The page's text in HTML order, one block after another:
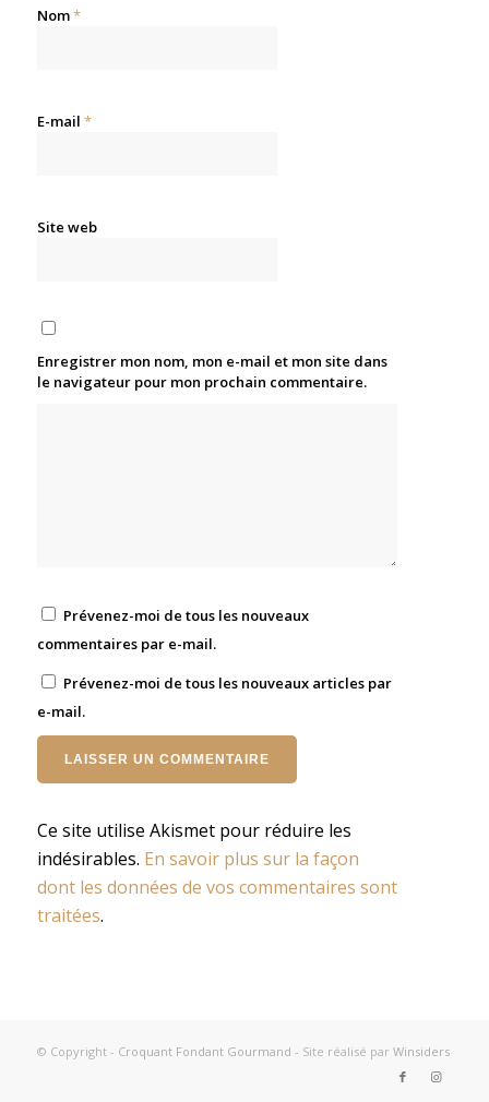
Nom*
E-mail *
Site web
Enregistrer mon nom, mon e-mail et mon site dans
le navigateur pour mon prochain commentaire.
Prévenez-moi de tous les nouveaux
commentaires par e-mail.
Prévenez-moi de tous les nouveaux articles par
e-mail.
Ce site utilise Akismet pour réduire les
indésirables. En savoir plus sur la façon
dont les données de vos commentaires sont
traitées.
© Copyright - Croquant Fondant Gourmand - Site réalisé par Winsiders